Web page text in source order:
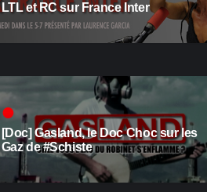
LTL et RC sur France Inter
[Doc] Gasland, le Doc Choc sur les
Gaz de #Schiste